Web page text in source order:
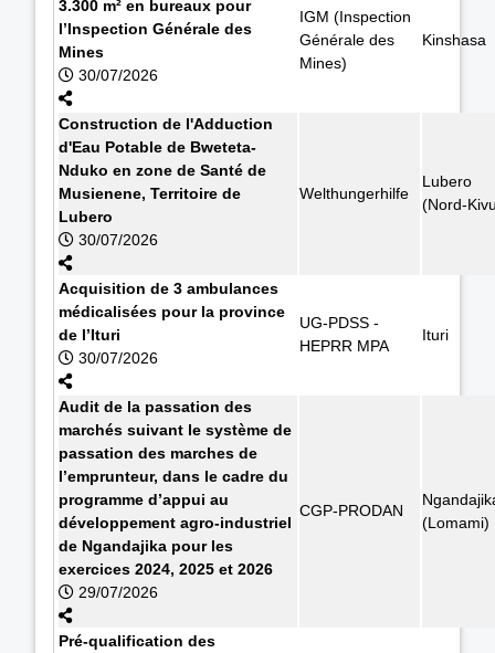
3.300 m² en bureaux pour
l’Inspection Générale des
Mines
30/07/2026
IGM (Inspection
Générale des
Mines)
Kinshasa
Construction de l'Adduction
d'Eau Potable de Bweteta-
Nduko en zone de Santé de
Musienene, Territoire de
Lubero
30/07/2026
Welthungerhilfe
Lubero
(Nord-
Acquisition de 3 ambulances
médicalisées pour la province
de l’Ituri
30/07/2026
UG-PDSS -
HEPRR MPA
Ituri
Audit de la passation des
marchés suivant le système de
passation des marches de
l’emprunteur, dans le cadre du
programme d’appui au
développement agro-industriel
de Ngandajika pour les
exercices 2024, 2025 et 2026
29/07/2026
CGP-PRODAN
(Lomami)
Pré-qualification des